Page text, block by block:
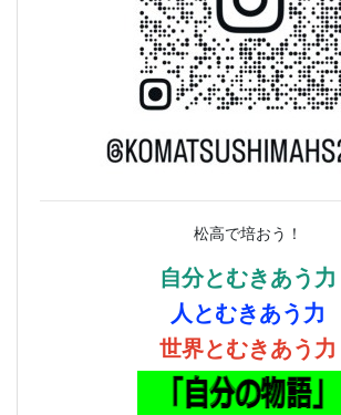
松高で培おう！
自分とむきあう力
人とむきあう力
世界とむきあう力